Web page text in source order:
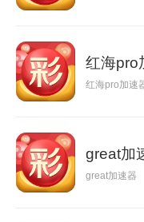
红海pro
红海pro加速
great加
great加速器